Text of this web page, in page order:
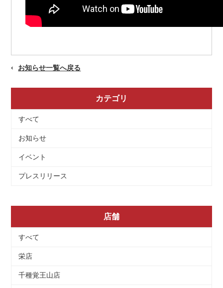
お知らせ一覧へ戻る
カテゴリ
すべて
お知らせ
イベント
プレスリリース
店舗
すべて
栄店
千種覚王山店